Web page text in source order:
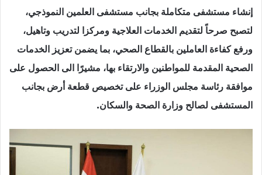
إنشاء مستشفى متكاملة بجانب مستشفى العلمين النموذجي،
لتصبح صرحاً لتقديم الخدمات العلاجية ومركزا لتدريب وتاهيل،
ورفع كفاءة العاملين بالقطاع الصحي، بما يضمن تعزيز الخدمات
الصحية المقدمة للمواطنين والارتقاء بها، مشيرًا الى الحصول على
موافقة رئاسة مجلس الوزراء على تخصيص قطعة أرض بجانب
المستشفى لصالح وزارة الصحة والسكان.